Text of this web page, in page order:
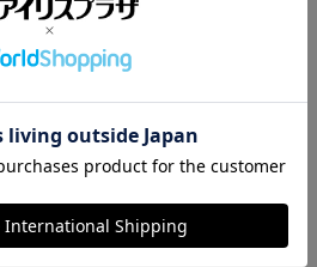
【2個セット】 家具転倒防止プレート
JTP-90
18ポイント(1倍)
1～3日以内発送